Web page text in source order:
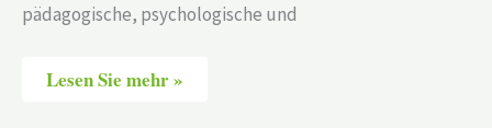
pädagogische, psychologische und
Lesen Sie mehr »